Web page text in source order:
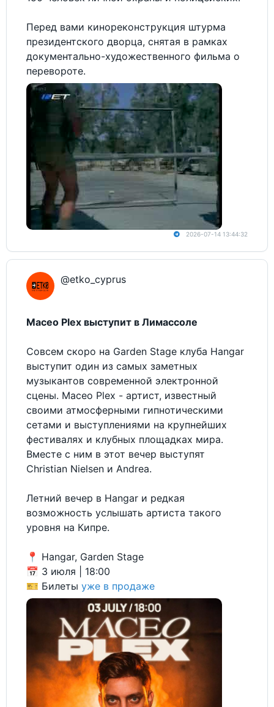
Перед вами кинореконструкция штурма
президентского дворца, снятая в рамках
документально-художественного фильма о
перевороте.
2026-07-14 13:44:32
@etko_cyprus
Maceo Plex выступит в Лимассоле
Совсем скоро на Garden Stage клуба Hangar
выступит один из самых заметных
музыкантов современной электронной
сцены. Maceo Plex - артист, известный
своими атмосферными гипнотическими
сетами и выступлениями на крупнейших
фестивалях и клубных площадках мира.
Вместе с ним в этот вечер выступят
Christian Nielsen и Andrea.
Летний вечер в Hangar и редкая
возможность услышать артиста такого
уровня на Кипре.
📍 Hangar, Garden Stage
📅 3 июля | 18:00
🎫 Билеты уже в продаже